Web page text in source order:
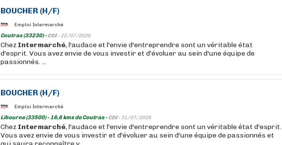
BOUCHER (H/F)
Emploi Intermarché
Coutras (33230) -CDI - 22/07/2026
Chez Intermarché, l'audace et l'envie d'entreprendre sont un véritable état
d'esprit. Vous avez envie de vous investir et d'évoluer au sein d'une équipe de
passionnés. ...
BOUCHER (H/F)
Emploi Intermarché
Libourne (33500) - 16,6 kms de Coutras -CDI - 31/07/2026
Chez Intermarché, l'audace et l'envie d'entreprendre sont un véritable état d'esprit.
Vous avez envie de vous investir et d'évoluer au sein d'une équipe de passionnés et